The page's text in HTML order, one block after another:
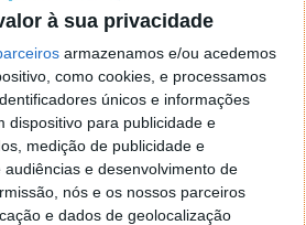
à sua privacidade
armazenamos e/ou acedemos
como cookies, e processamos
únicos e informações
dispositivo para publicidade e
medição de publicidade e
e desenvolvimento de
nós e os nossos parceiros
e dados de geolocalização
contrario obrigado a mesma
7 de Novembro de 2005 às 01:39
o link funciona. Seja como for segue por mail
8.